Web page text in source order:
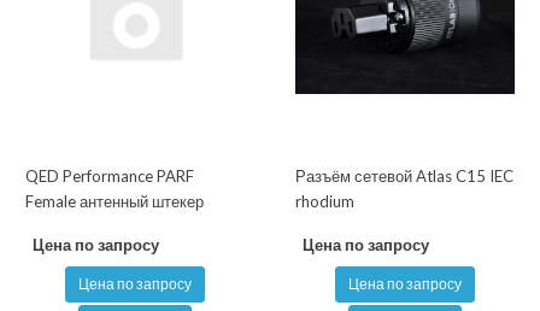
QED Performance PARF
Female антенный штекер
Цена по запросу
Цена по запросу
Разъём сетевой Atlas C15 IEC
rhodium
Цена по запросу
Цена по запросу